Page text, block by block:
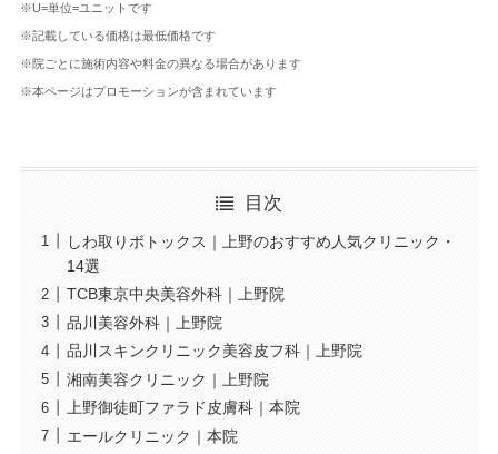
※U=単位=ユニットです
※記載している価格は最低価格です
※院ごとに施術内容や料金の異なる場合があります
※本ページはプロモーションが含まれています
目次
しわ取りボトックス｜上野のおすすめ人気クリニック・
14選
TCB東京中央美容外科｜上野院
品川美容外科｜上野院
品川スキンクリニック美容皮フ科｜上野院
湘南美容クリニック｜上野院
上野御徒町ファラド皮膚科｜本院
エールクリニック｜本院